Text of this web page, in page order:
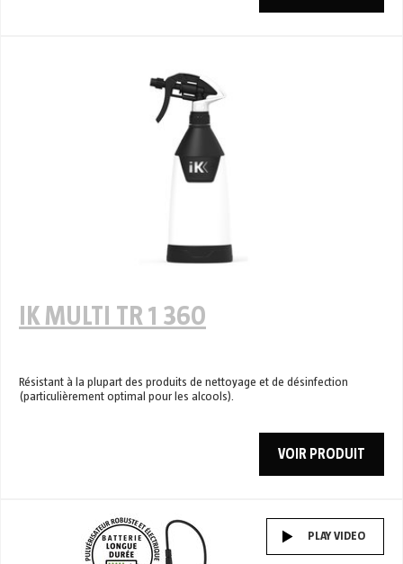
IK MULTI TR 1 360
Résistant à la plupart des produits de nettoyage et de désinfection
(particulièrement optimal pour les alcools).
VOIR PRODUIT
PLAY VIDEO